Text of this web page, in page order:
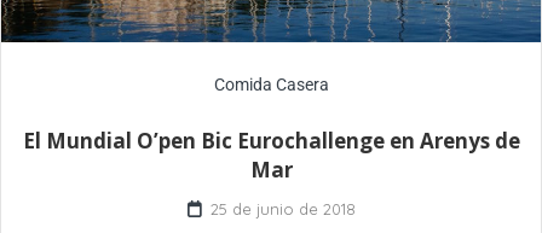
Comida Casera
El Mundial O’pen Bic Eurochallenge en Arenys de
Mar
25 de junio de 2018